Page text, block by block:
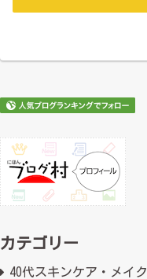
カテゴリー
40代スキンケア・メイク